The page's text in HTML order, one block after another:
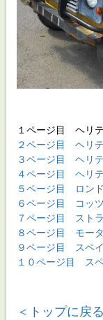
１ページ目 ヘリ
２ページ目 ヘリ
３ページ目 ヘリ
４ページ目 ヘリ
５ページ目 ロン
６ページ目 コッ
７ページ目 スト
８ページ目 モー
９ページ目 スペ
１０ページ目 ス
＜トップに戻る